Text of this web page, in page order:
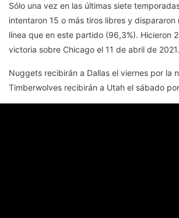
Sólo una vez en las últimas siete
intentaron 15 o más tiros libres y dispararon
línea que en este partido (96,3%). Hicieron
victoria sobre Chicago el 11 de abril de 2021.
Nuggets recibirán a Dallas el viernes por la
Timberwolves recibirán a Utah el sábado